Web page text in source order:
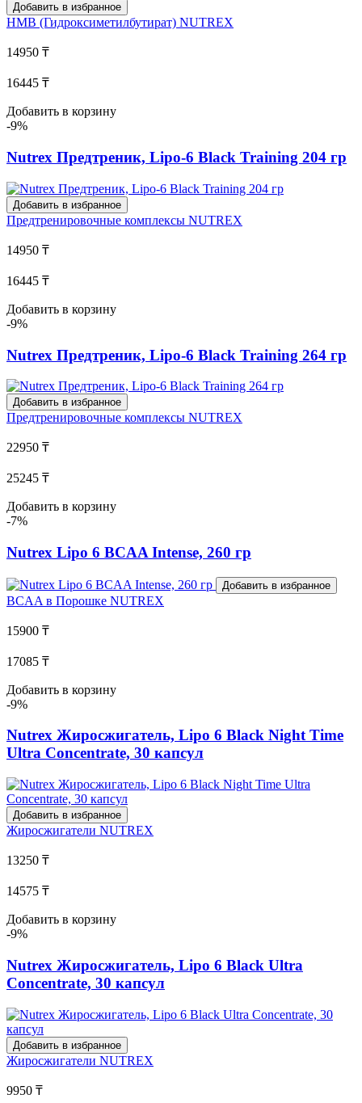
Добавить в избранное
HMB (Гидроксиметилбутират) NUTREX
14950 ₸
16445 ₸
Добавить в корзину
-9%
Nutrex Предтреник, Lipo-6 Black Training 204 гр
Добавить в избранное
Предтренировочные комплексы NUTREX
14950 ₸
16445 ₸
Добавить в корзину
-9%
Nutrex Предтреник, Lipo-6 Black Training 264 гр
Добавить в избранное
Предтренировочные комплексы NUTREX
22950 ₸
25245 ₸
Добавить в корзину
-7%
Nutrex Lipo 6 BCAA Intense, 260 гр
Добавить в избранное
BCAA в Порошке NUTREX
15900 ₸
17085 ₸
Добавить в корзину
-9%
Nutrex Жиросжигатель, Lipo 6 Black Night Time
Ultra Concentrate, 30 капсул
Добавить в избранное
Жиросжигатели NUTREX
13250 ₸
14575 ₸
Добавить в корзину
-9%
Nutrex Жиросжигатель, Lipo 6 Black Ultra
Concentrate, 30 капсул
Добавить в избранное
Жиросжигатели NUTREX
9950 ₸